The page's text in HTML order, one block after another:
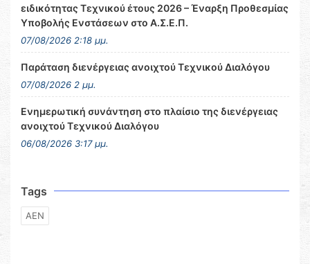
ειδικότητας Τεχνικού έτους 2026 – Έναρξη Προθεσμίας
Υποβολής Ενστάσεων στο Α.Σ.Ε.Π.
07/08/2026 2:18 μμ.
Παράταση διενέργειας ανοιχτού Τεχνικού Διαλόγου
07/08/2026 2 μμ.
Ενημερωτική συνάντηση στο πλαίσιο της διενέργειας
ανοιχτού Τεχνικού Διαλόγου
06/08/2026 3:17 μμ.
Tags
ΑΕΝ